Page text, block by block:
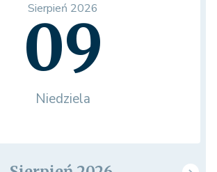
Sierpień 2026
09
Niedziela